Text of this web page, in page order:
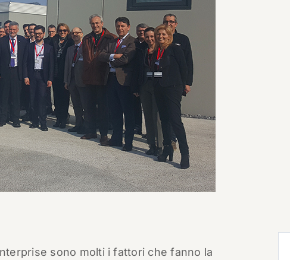
sono molti i fattori che fanno la